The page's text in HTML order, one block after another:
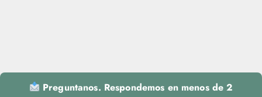
Preguntanos. Respondemos en menos de 2